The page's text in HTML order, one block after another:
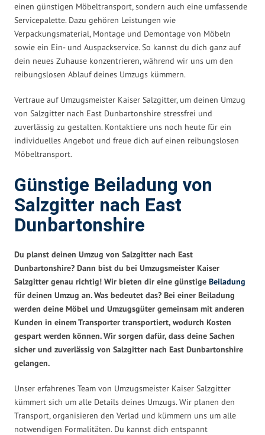
einen günstigen Möbeltransport, sondern auch eine umfassende
Servicepalette. Dazu gehören Leistungen wie
Verpackungsmaterial, Montage und Demontage von Möbeln
sowie ein Ein- und Auspackservice. So kannst du dich ganz auf
dein neues Zuhause konzentrieren, während wir uns um den
reibungslosen Ablauf deines Umzugs kümmern.
Vertraue auf Umzugsmeister Kaiser Salzgitter, um deinen Umzug
von Salzgitter nach East Dunbartonshire stressfrei und
zuverlässig zu gestalten. Kontaktiere uns noch heute für ein
individuelles Angebot und freue dich auf einen reibungslosen
Möbeltransport.
Günstige Beiladung von
Salzgitter nach East
Dunbartonshire
Du planst deinen Umzug von Salzgitter nach East
Dunbartonshire? Dann bist du bei Umzugsmeister Kaiser
Salzgitter genau richtig! Wir bieten dir eine günstige Beiladung
für deinen Umzug an. Was bedeutet das? Bei einer Beiladung
werden deine Möbel und Umzugsgüter gemeinsam mit anderen
Kunden in einem Transporter transportiert, wodurch Kosten
gespart werden können. Wir sorgen dafür, dass deine Sachen
sicher und zuverlässig von Salzgitter nach East Dunbartonshire
gelangen.
Unser erfahrenes Team von Umzugsmeister Kaiser Salzgitter
kümmert sich um alle Details deines Umzugs. Wir planen den
Transport, organisieren den Verlad und kümmern uns um alle
notwendigen Formalitäten. Du kannst dich entspannt